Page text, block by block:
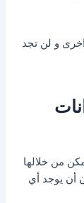
و لن تجد
من خلالها
أن يوجد أي